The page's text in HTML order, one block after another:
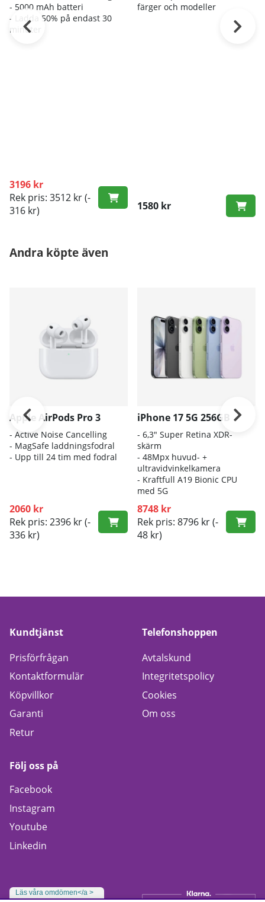
- 5000 mAh batteri
- Ladda 50% på endast 30
minuter
3196 kr
Rek pris: 3512 kr(-
316 kr)
färger och modeller
1580 kr
Andra köpte även
Apple AirPods Pro 3
- Active Noise Cancelling
- MagSafe laddningsfodral
- Upp till 24 tim med fodral
2060 kr
Rek pris: 2396 kr(-
336 kr)
iPhone 17 5G 256GB
- 6,3" Super Retina XDR-
skärm
- 48Mpx huvud- +
ultravidvinkelkamera
- Kraftfull A19 Bionic CPU
med 5G
8748 kr
Rek pris: 8796 kr(-
48 kr)
Kundtjänst
Prisförfrågan
Kontaktformulär
Köpvillkor
Garanti
Retur
Telefonshoppen
Avtalskund
Integritetspolicy
Cookies
Om oss
Följ oss på
Facebook
Instagram
Youtube
Linkedin
Läs våra omdömen</a >